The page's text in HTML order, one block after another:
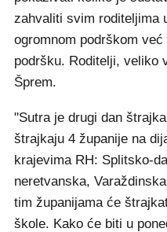
zahvaliti svim roditeljima
ogromnom podrškom
podršku. Roditelji, veliko
Šprem.
"Sutra je drugi dan
štrajkaju 4 županije na
krajevima RH: Splitsko-
neretvanska,
tim županijama će
škole. Kako će biti u